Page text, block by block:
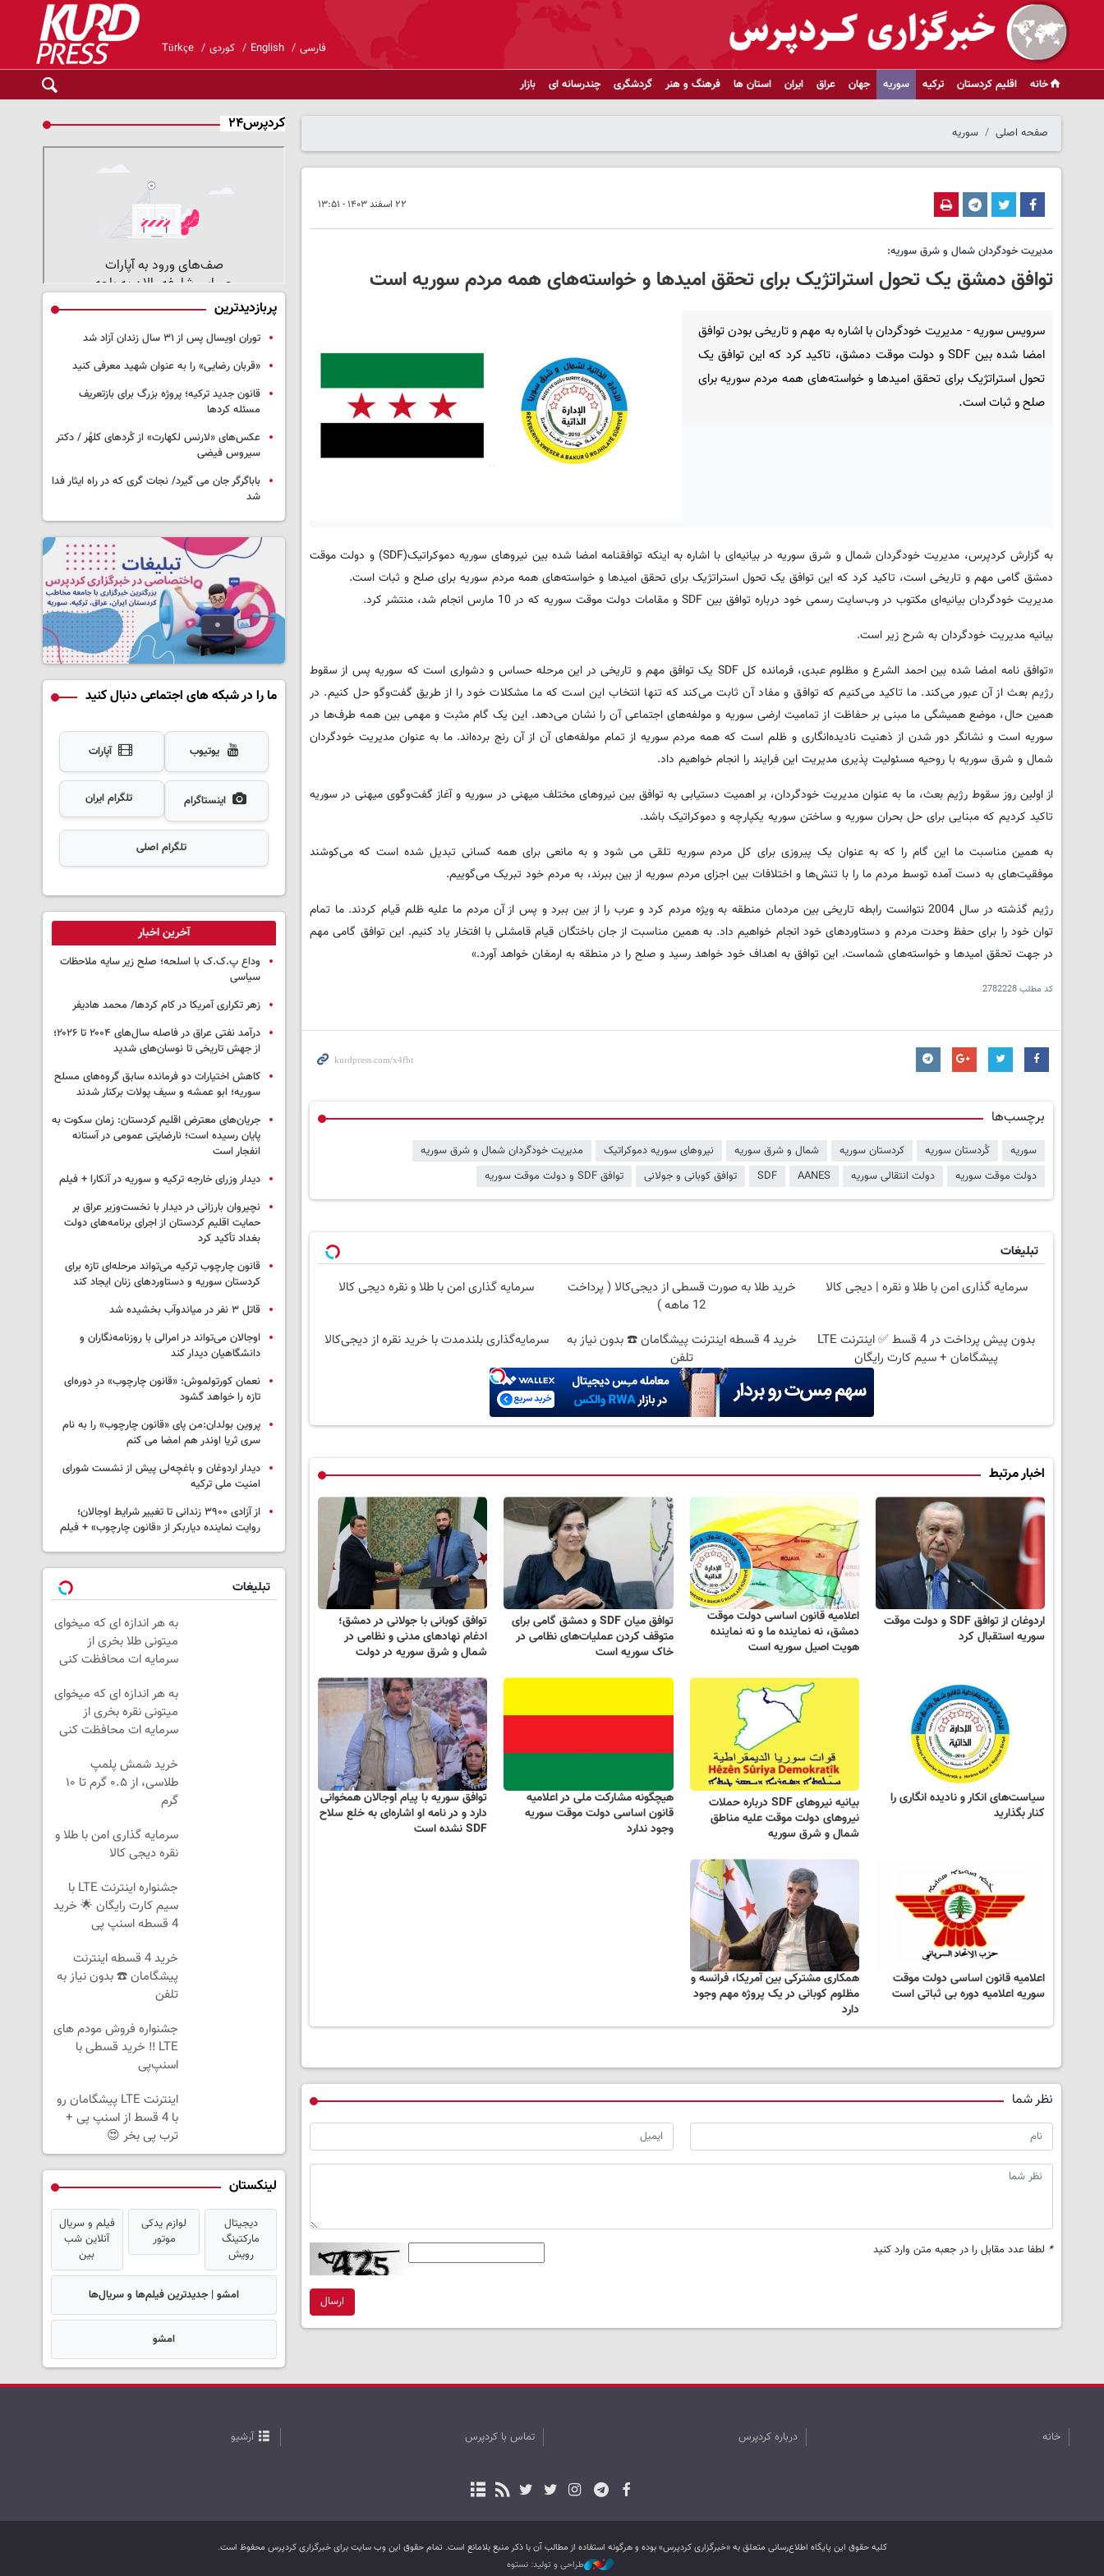
فارسی English کوردی Türkçe
خانه اقلیم کردستان ترکیه سوریه جهان عراق ایران استان ها فرهنگ و هنر گردشگری چندرسانه ای بازار
صفحه اصلی سوریه
۲۲ اسفند ۱۴۰۳ - ۱۳:۵۱
مدیریت خودگردان شمال و شرق سوریه:
توافق دمشق یک تحول استراتژیک برای تحقق امیدها و خواسته‌های همه مردم سوریه است
سرویس سوریه - مدیریت خودگردان با اشاره به مهم و تاریخی بودن توافق
امضا شده بین SDF و دولت موقت دمشق، تاکید کرد که این توافق یک
تحول استراتژیک برای تحقق امیدها و خواسته‌های همه مردم سوریه برای
صلح و ثبات است.
به گزارش کردپرس، مدیریت خودگردان شمال و شرق سوریه در بیانیه‌ای با اشاره به اینکه توافقنامه امضا شده بین نیروهای سوریه دموکراتیک(SDF) و دولت موقت
دمشق گامی مهم و تاریخی است، تاکید کرد که این توافق یک تحول استراتژیک برای تحقق امیدها و خواسته‌های همه مردم سوریه برای صلح و ثبات است.
مدیریت خودگردان بیانیه‌ای مکتوب در وب‌سایت رسمی خود درباره توافق بین SDF و مقامات دولت موقت سوریه که در 10 مارس انجام شد، منتشر کرد.
بیانیه مدیریت خودگردان به شرح زیر است.
«توافق نامه امضا شده بین احمد الشرع و مظلوم عبدی، فرمانده کل SDF یک توافق مهم و تاریخی در این مرحله حساس و دشواری است که سوریه پس از سقوط
رژیم بعث از آن عبور می‌کند. ما تاکید می‌کنیم که توافق و مفاد آن ثابت می‌کند که تنها انتخاب این است که ما مشکلات خود را از طریق گفت‌وگو حل کنیم. در
همین حال، موضع همیشگی ما مبنی بر حفاظت از تمامیت ارضی سوریه و مولفه‌های اجتماعی آن را نشان می‌دهد. این یک گام مثبت و مهمی بین همه طرف‌ها در
سوریه است و نشانگر دور شدن از ذهنیت نادیده‌انگاری و ظلم است که همه مردم سوریه از تمام مولفه‌های آن از آن رنج برده‌اند. ما به عنوان مدیریت خودگردان
شمال و شرق سوریه با روحیه مسئولیت پذیری مدیریت این فرایند را انجام خواهیم داد.
از اولین روز سقوط رژیم بعث، ما به عنوان مدیریت خودگردان، بر اهمیت دستیابی به توافق بین نیروهای مختلف میهنی در سوریه و آغاز گفت‌وگوی میهنی در سوریه
تاکید کردیم که مبنایی برای حل بحران سوریه و ساختن سوریه یکپارچه و دموکراتیک باشد.
به همین مناسبت ما این گام را که به عنوان یک پیروزی برای کل مردم سوریه تلقی می شود و به مانعی برای همه کسانی تبدیل شده است که می‌کوشند
موفقیت‌های به دست آمده توسط مردم ما را با تنش‌ها و اختلافات بین اجزای مردم سوریه از بین ببرند، به مردم خود تبریک می‌گوییم.
رژیم گذشته در سال 2004 نتوانست رابطه تاریخی بین مردمان منطقه به ویژه مردم کرد و عرب را از بین ببرد و پس از آن مردم ما علیه ظلم قیام کردند. ما تمام
توان خود را برای حفظ وحدت مردم و دستاوردهای خود انجام خواهیم داد. به همین مناسبت از جان باختگان قیام قامشلی با افتخار یاد کنیم. این توافق گامی مهم
در جهت تحقق امیدها و خواسته‌های شماست. این توافق به اهداف خود خواهد رسید و صلح را در منطقه به ارمغان خواهد آورد.»
کد مطلب2782228
برچسب‌ها
سوریه کُردستان سوریه کردستان سوریه شمال و شرق سوریه نیروهای سوریه دموکراتیک
مدیریت خودگردان شمال و شرق سوریه
دولت موقت سوریه
دولت انتقالی سوریه AANES
SDF توافق کوبانی و جولانی توافق SDF و دولت موقت سوریه
تبلیغات
سرمایه گذاری امن با طلا و نقره | دیجی کالا
خرید طلا به صورت قسطی از دیجی‌کالا ( پرداخت
12 ماهه )
سرمایه گذاری امن با طلا و نقره دیجی کالا
بدون پیش پرداخت در 4 قسط ✅ اینترنت LTE
پیشگامان + سیم کارت رایگان
خرید 4 قسطه اینترنت پیشگامان ☎️ بدون نیاز به
تلفن
سرمایه‌گذاری بلندمدت با خرید نقره از دیجی‌کالا
اخبار مرتبط
اردوغان از توافق SDF و دولت موقت
سوریه استقبال کرد
اعلامیه قانون اساسی دولت موقت
دمشق، نه نماینده ما و نه نماینده
هویت اصیل سوریه است
توافق میان SDF و دمشق گامی برای
متوقف کردن عملیات‌های نظامی در
خاک سوریه است
توافق کوبانی با جولانی در دمشق؛
ادغام نهادهای مدنی و نظامی در
شمال و شرق سوریه در دولت
سیاست‌های انکار و نادیده انگاری را
کنار بگذارید
بیانیه نیروهای SDF درباره حملات
نیروهای دولت موقت علیه مناطق
شمال و شرق سوریه
هیچگونه مشارکت ملی در اعلامیه
قانون اساسی دولت موقت سوریه
وجود ندارد
توافق سوریه با پیام اوجالان همخوانی
دارد و در نامه او اشاره‌ای به خلع سلاح
SDF نشده است
اعلامیه قانون اساسی دولت موقت
سوریه اعلامیه دوره بی ثباتی است
همکاری مشترکی بین آمریکا، فرانسه و
مظلوم کوبانی در یک پروژه مهم وجود
دارد
نظر شما
* لطفا عدد مقابل را در جعبه متن وارد کنید
ارسال
کردپرس۲۴
پربازدیدترین
توران اویسال پس از ۳۱ سال زندان آزاد شد
«قربان رضایی» را به عنوان شهید معرفی کنید
قانون جدید ترکیه؛ پروژه بزرگ‌ برای بازتعریف
مسئله کردها
عکس‌های «لارنس لکهارت» از کُردهای کلهُر / دکتر
سیروس فیضی
باباگرگر جان می گیرد/ نجات گری که در راه ایثار فدا
شد
ما را در شبکه های اجتماعی دنبال کنید
یوتیوب آپارات
اینستاگرام تلگرام ایران
تلگرام اصلی
آخرین اخبار
وداع پ.ک.ک با اسلحه؛ صلح زیر سایه ملاحظات
سیاسی
زهر تکراری آمریکا در کام کردها/ محمد هادیفر
درآمد نفتی عراق در فاصله سال‌های ۲۰۰۴ تا ۲۰۲۶؛
از جهش تاریخی تا نوسان‌های شدید
کاهش اختیارات دو فرمانده سابق گروه‌های مسلح
سوریه؛ ابو عمشه و سیف پولات برکنار شدند
جریان‌های معترض اقلیم کردستان: زمان سکوت به
پایان رسیده است؛ نارضایتی عمومی در آستانه
انفجار است
دیدار وزرای خارجه ترکیه و سوریه در آنکارا + فیلم
نچیروان بارزانی در دیدار با نخست‌وزیر عراق بر
حمایت اقلیم کردستان از اجرای برنامه‌های دولت
بغداد تأکید کرد
قانون چارچوب ترکیه می‌تواند مرحله‌ای تازه برای
کردستان سوریه و دستاوردهای زنان ایجاد کند
قاتل ٣ نفر در میاندوآب بخشیده شد
اوجالان می‌تواند در امرالی با روزنامه‌نگاران و
دانشگاهیان دیدار کند
نعمان کورتولموش: «قانون چارچوب» درِ دوره‌ای
تازه را خواهد گشود
پروین بولدان:من پای «قانون چارچوب» را به نام
سری ثریا اوندر هم امضا می کنم
دیدار اردوغان و باغچه‌لی پیش از نشست شورای
امنیت ملی ترکیه
از آزادی ۳۹۰۰ زندانی تا تغییر شرایط اوجالان؛
روایت نماینده دیاربکر از «قانون چارچوب» + فیلم
تبلیغات
به هر اندازه ای که میخوای
میتونی طلا بخری از
سرمایه ات محافظت کنی
به هر اندازه ای که میخوای
میتونی نقره بخری از
سرمایه ات محافظت کنی
خرید شمش پلمپ
طلاسی، از ۰.۵ گرم تا ۱۰
گرم
سرمایه گذاری امن با طلا و
نقره دیجی کالا
جشنواره اینترنت LTE با
سیم کارت رایگان 🌟 خرید
4 قسطه اسنپ پی
خرید 4 قسطه اینترنت
پیشگامان ☎️ بدون نیاز به
تلفن
جشنواره فروش مودم های
LTE ‼️ خرید قسطی با
اسنپ‌پی
اینترنت LTE پیشگامان رو
با 4 قسط از اسنپ پی +
ترب پی بخر 😍
لینکستان
دیجیتال
مارکتینگ
رویش
لوازم یدکی
موتور
فیلم و سریال
آنلاین شب
بین
امشو | جدیدترین فیلم‌ها و سریال‌ها
امشو
خانه درباره کردپرس تماس با کردپرس آرشیو
کليه حقوق اين پایگاه اطلاع‌رسانی متعلق به «خبرگزاری کردپرس» بوده و هرگونه استفاده از مطالب آن با ذکر منبع بلامانع است. تمام حقوق این وب سایت برای خبرگزاری کردپرس محفوظ است.
طراحی و تولید: نستوه